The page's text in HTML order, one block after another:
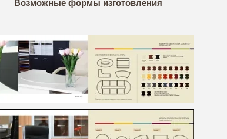
Возможные формы изготовления